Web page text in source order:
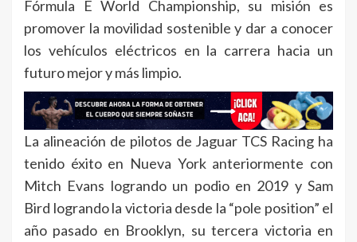
Fórmula E World Championship, su misión es
promover la movilidad sostenible y dar a conocer
los vehículos eléctricos en la carrera hacia un
futuro mejor y más limpio.
La alineación de pilotos de Jaguar TCS Racing ha
tenido éxito en Nueva York anteriormente con
Mitch Evans logrando un podio en 2019 y Sam
Bird logrando la victoria desde la “pole position” el
año pasado en Brooklyn, su tercera victoria en